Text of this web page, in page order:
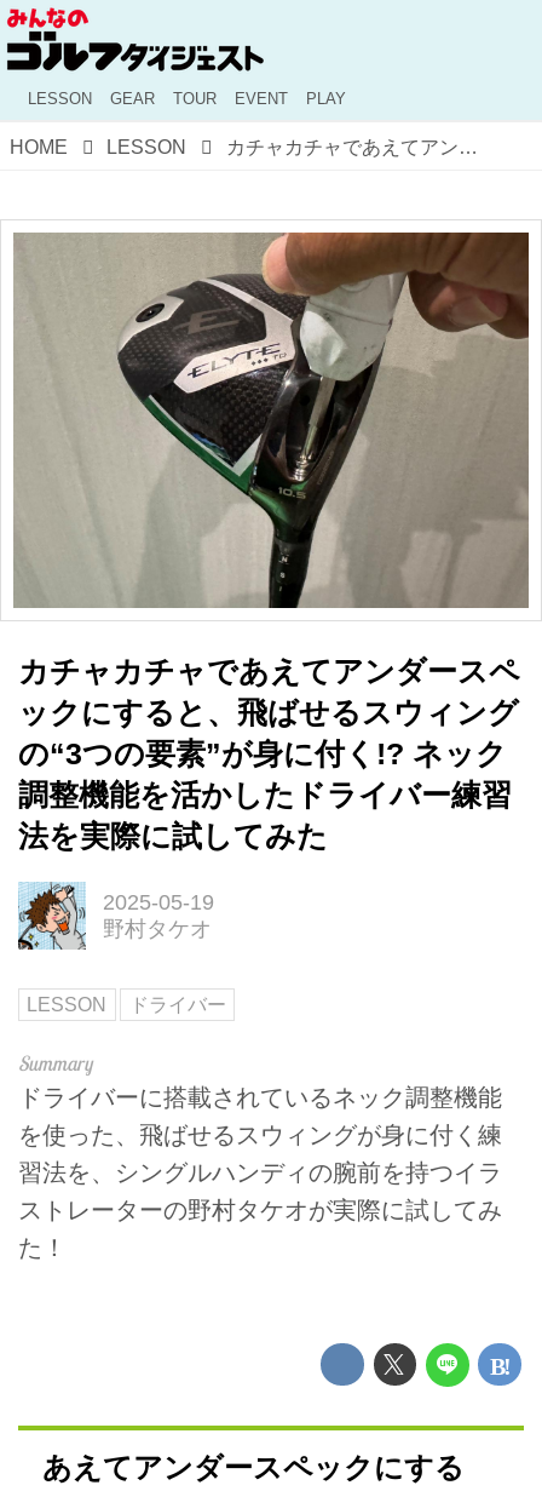
LESSON GEAR TOUR EVENT PLAY
HOME LESSON カチャカチャであえてアンダースペックにすると、飛ばせるスウィングの“3つの要素”が身に付く!? ネック調整機能を活かしたドライバー練習法を実際に試してみた
カチャカチャであえてアンダースペ
ックにすると、飛ばせるスウィング
の“3つの要素”が身に付く!? ネック
調整機能を活かしたドライバー練習
法を実際に試してみた
2025-05-19
野村タケオ
LESSON ドライバー
ドライバーに搭載されているネック調整機能
を使った、飛ばせるスウィングが身に付く練
習法を、シングルハンディの腕前を持つイラ
ストレーターの野村タケオが実際に試してみ
た！
あえてアンダースペックにする